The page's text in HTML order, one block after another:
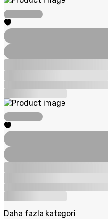
Daha fazla kategori